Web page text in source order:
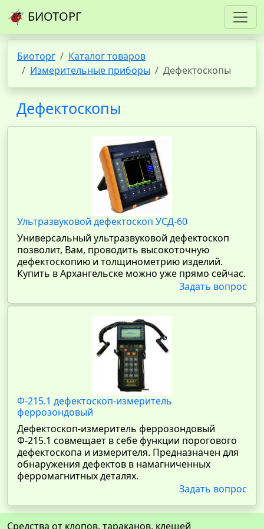
БИОТОРГ
Биоторг
Каталог товаров
Измерительные приборы
Дефектоскопы
Дефектоскопы
Ультразвуковой дефектоскоп УСД-60
Универсальный ультразвуковой дефектоскоп
позволит, Вам, проводить высокоточную
дефектоскопию и толщинометрию изделий.
Купить в Архангельске можно уже прямо сейчас.
Задать вопрос
Ф-215.1 дефектоскоп-измеритель
феррозондовый
Дефектоскоп-измеритель феррозондовый
Ф-215.1 совмещает в себе функции порогового
дефектоскопа и измерителя. Предназначен для
обнаружения дефектов в намагниченных
ферромагнитных деталях.
Задать вопрос
Средства от клопов, тараканов, клещей